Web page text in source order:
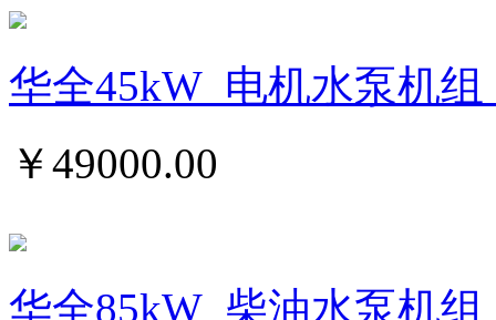
华全45kW_电机水泵机
￥49000.00
华全85kW_柴油水泵机